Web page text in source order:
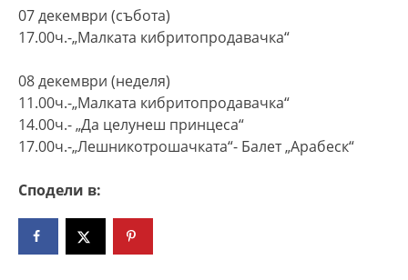
07 декември (събота)
17.00ч.-„Малката кибритопродавачка“
08 декември (неделя)
11.00ч.-„Малката кибритопродавачка“
14.00ч.- „Да целунеш принцеса“
17.00ч.-„Лешникотрошачката“- Балет „Арабеск“
Сподели в: